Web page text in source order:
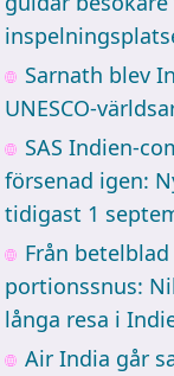
Sarnath blev
UNESCO-
SAS Indien-
försenad igen:
tidigast 1
Från
portionssnus:
långa resa i
Air India går